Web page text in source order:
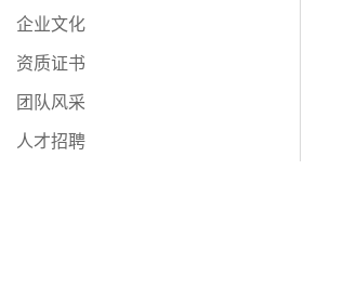
企业文化
资质证书
团队风采
人才招聘